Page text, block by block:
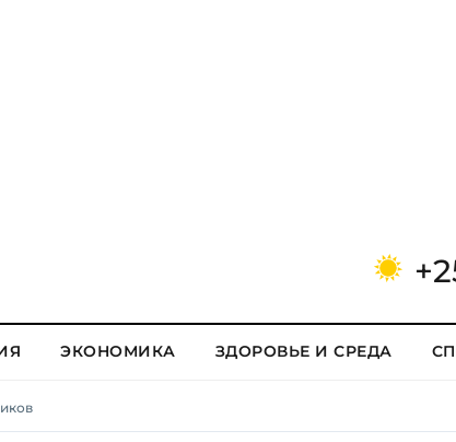
ЭКОНОМИКА ЗДОРОВЬЕ И СРЕДА